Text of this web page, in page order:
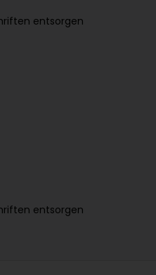
entsorgen
entsorgen